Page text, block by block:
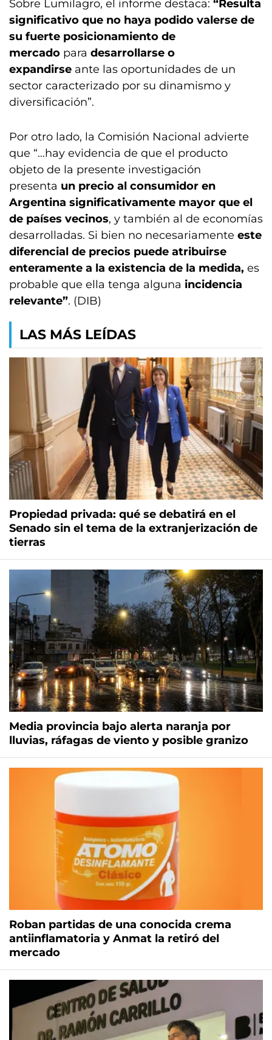
Sobre Lumilagro, el informe destaca: “Resulta
significativo que no haya podido valerse de
su fuerte posicionamiento de
mercado para desarrollarse o
expandirse ante las oportunidades de un
sector caracterizado por su dinamismo y
diversificación”.
Por otro lado, la Comisión Nacional advierte
que “…hay evidencia de que el producto
objeto de la presente investigación
presenta un precio al consumidor en
Argentina significativamente mayor que el
de países vecinos, y también al de economías
desarrolladas. Si bien no necesariamente este
diferencial de precios puede atribuirse
enteramente a la existencia de la medida, es
probable que ella tenga alguna incidencia
relevante”. (DIB)
LAS MÁS LEÍDAS
Propiedad privada: qué se debatirá en el
Senado sin el tema de la extranjerización de
tierras
Media provincia bajo alerta naranja por
lluvias, ráfagas de viento y posible granizo
Roban partidas de una conocida crema
antiinflamatoria y Anmat la retiró del
mercado